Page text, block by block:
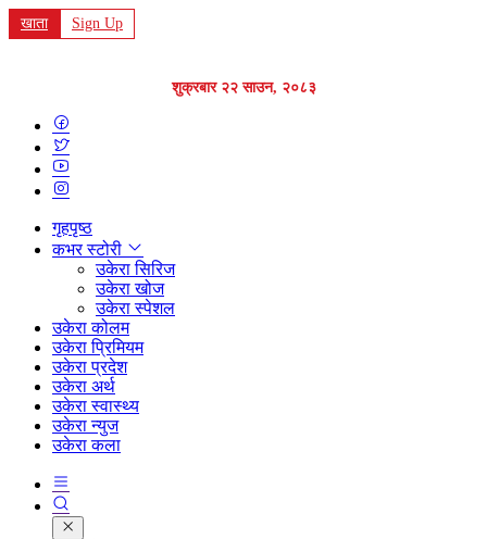
खाता Sign Up
शुक्रबार २२ साउन, २०८३
गृहपृष्ठ
कभर स्टोरी
उकेरा सिरिज
उकेरा खोज
उकेरा स्पेशल
उकेरा कोलम
उकेरा प्रिमियम
उकेरा प्रदेश
उकेरा अर्थ
उकेरा स्वास्थ्य
उकेरा न्युज
उकेरा कला